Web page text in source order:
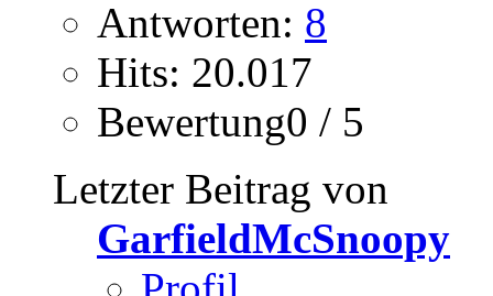
Antworten: 8
Hits: 20.017
Bewertung0 / 5
Letzter Beitrag von
GarfieldMcSnoopy